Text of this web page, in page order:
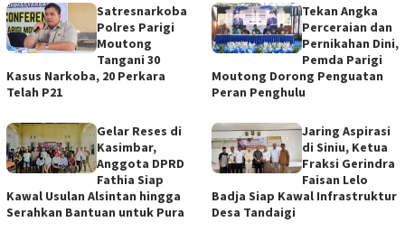
Satresnarkoba
Polres Parigi
Moutong
Tangani 30
Kasus Narkoba, 20 Perkara
Telah P21
Tekan Angka
Perceraian dan
Pernikahan Dini,
Pemda Parigi
Moutong Dorong Penguatan
Peran Penghulu
Gelar Reses di
Kasimbar,
Anggota DPRD
Fathia Siap
Kawal Usulan Alsintan hingga
Serahkan Bantuan untuk Pura
Jaring Aspirasi
di Siniu, Ketua
Fraksi Gerindra
Faisan Lelo
Badja Siap Kawal Infrastruktur
Desa Tandaigi